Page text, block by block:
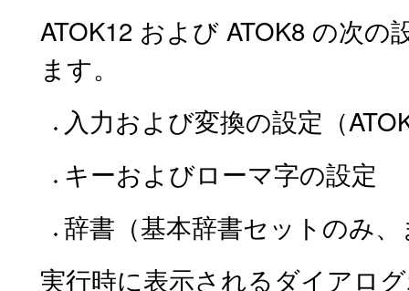
ATOK12 および ATOK8 の次の
ます。
入力および変換の設定（
キーおよびローマ字の設定
辞書（基本辞書セットのみ
実行時に表示されるダイアロ